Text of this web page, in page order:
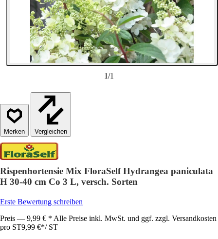
1/1
Vergleichen
Rispenhortensie Mix FloraSelf Hydrangea paniculata
H 30-40 cm Co 3 L, versch. Sorten
Erste Bewertung schreiben
Preis — 9,99 € * Alle Preise inkl. MwSt. und ggf. zzgl. Versandkosten
pro ST9,99 €*/ ST